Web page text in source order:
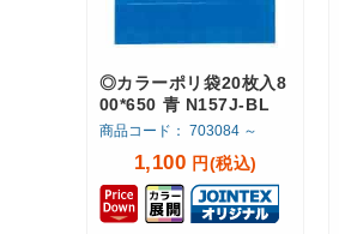
1,100 円(税込)
商品コード： 703084 ～
◎カラーポリ袋20枚入8
00*650 青 N157J-BL